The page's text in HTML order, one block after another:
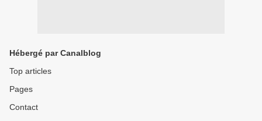
Hébergé par Canalblog
Top articles
Pages
Contact